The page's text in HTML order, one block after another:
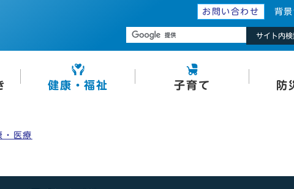
お問い合わせ 背
サイト内検
健康・福祉 子育て 防
・医療